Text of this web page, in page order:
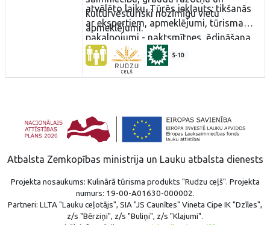
kultūrvēsturiski nozīmīgu vietu
apmeklējumi.
atvēlēto laiku. Tūrēs iekļauts: tikšanās
ar ekspertiem, apmeklējumi, tūrisma
pakalpojumi - naktsmītnes, ēdināšana,
apskates vietas, autobusu īre, gidi.
5-10
Atbalsta Zemkopības ministrija un Lauku atbalsta dienests
Projekta nosaukums: Kulinārā tūrisma produkts "Rudzu ceļš". Projekta
numurs: 19-00-A01630-000002.
Partneri: LLTA "Lauku ceļotājs", SIA "JS Caunītes" Vineta Cipe IK "Dzīles",
z/s "Bērziņi", z/s "Buliņi", z/s "Klajumi".